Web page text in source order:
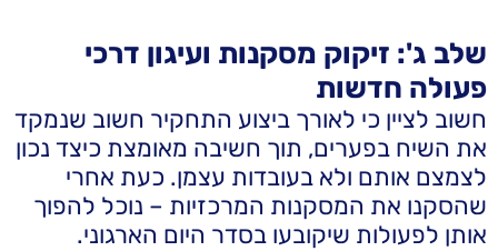
שלב ג': זיקוק מסקנות ועיגון דרכי
פעולה חדשות
חשוב לציין כי לאורך ביצוע התחקיר חשוב שנמקד
את השיח בפערים, תוך חשיבה מאומצת כיצד נכון
לצמצם אותם ולא בעובדות עצמן. כעת אחרי
שהסקנו את המסקנות המרכזיות – נוכל להפוך
אותן לפעולות שיקובעו בסדר היום הארגוני.